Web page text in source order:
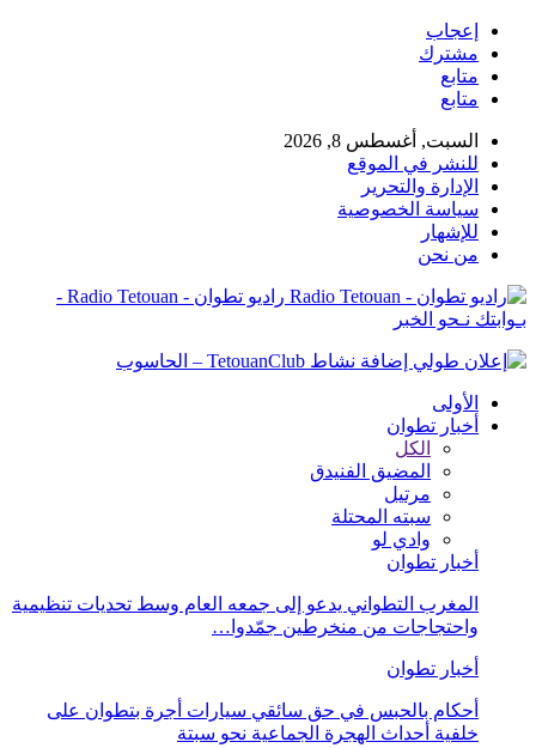
إعجاب
مشترك
متابع
متابع
السبت, أغسطس 8, 2026
للنشر في الموقع
الإدارة والتحرير
سياسة الخصوصية
للإشهار
من نحن
راديو تطوان - Radio Tetouan -
بـوابتك نـحو الخبر
الأولى
أخبار تطوان
الكل
المضيق الفنيدق
مرتيل
سبته المحتلة
وادي لو
أخبار تطوان
المغرب التطواني يدعو إلى جمعه العام وسط تحديات تنظيمية
واحتجاجات من منخرطين جمّدوا…
أخبار تطوان
أحكام بالحبس في حق سائقي سيارات أجرة بتطوان على
خلفية أحداث الهجرة الجماعية نحو سبتة